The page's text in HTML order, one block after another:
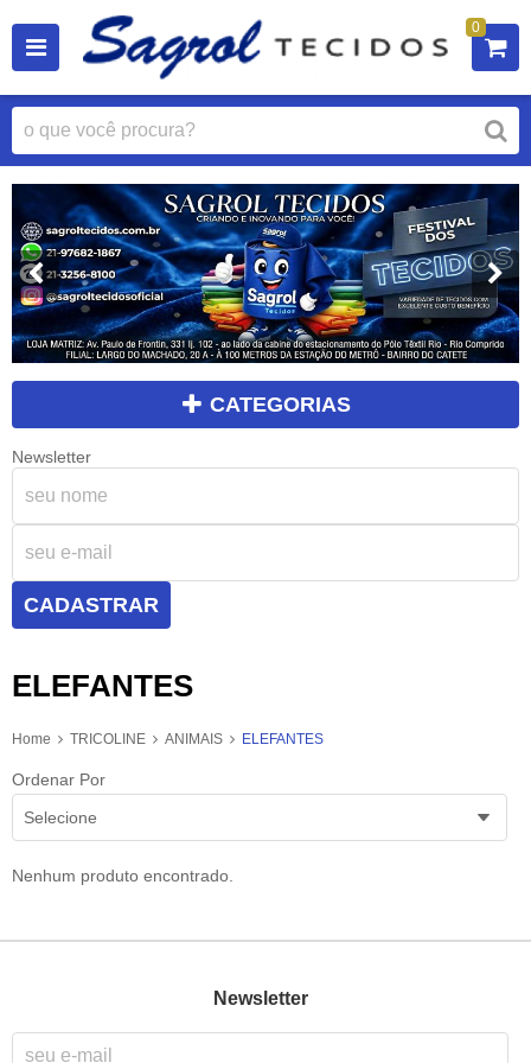
0
CATEGORIAS
Newsletter
CADASTRAR
ELEFANTES
Home TRICOLINE ANIMAIS ELEFANTES
Ordenar Por
Selecione
Nenhum produto encontrado.
Newsletter